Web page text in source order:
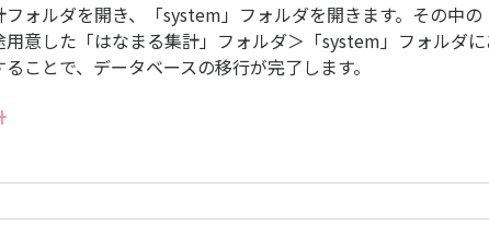
フォルダを開き、「system」フォルダを開きます。その中
用意した「はなまる集計」フォルダ＞「system」フォルダ
ことで、データベースの移行が完了します。